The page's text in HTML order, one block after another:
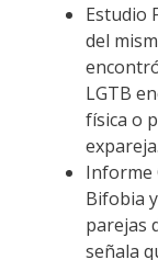
Estudio
del
LGTB
física o
expareja.
Informe
Bifobia
parejas
señala